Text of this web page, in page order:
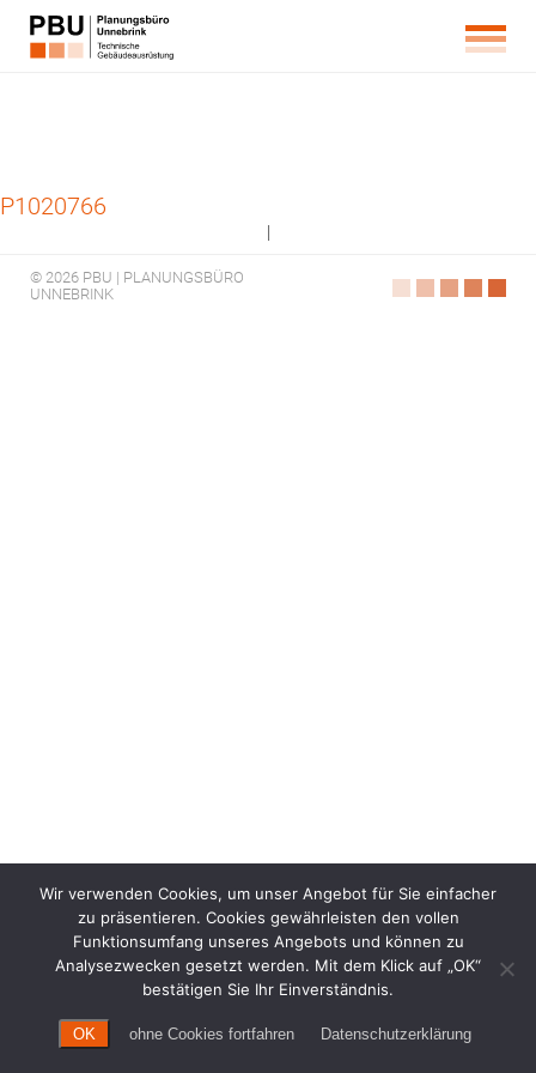
P1020766
|
© 2026 PBU | PLANUNGSBÜRO
UNNEBRINK
Wir verwenden Cookies, um unser Angebot für Sie einfacher
zu präsentieren. Cookies gewährleisten den vollen
Funktionsumfang unseres Angebots und können zu
Analysezwecken gesetzt werden. Mit dem Klick auf „OK“
bestätigen Sie Ihr Einverständnis.
OK ohne Cookies fortfahren Datenschutzerklärung